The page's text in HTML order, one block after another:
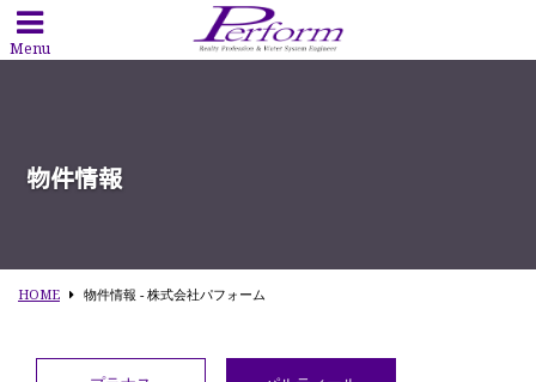
Menu
物件情報
HOME 物件情報 - 株式会社パフォーム